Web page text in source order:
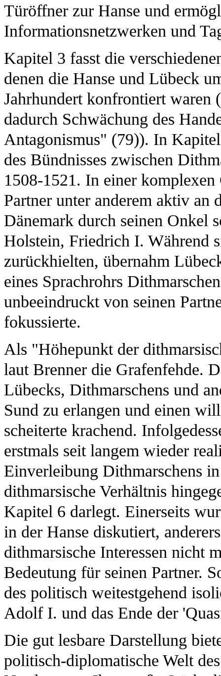
Türöffner zur Hanse und
Informationsnetzwerken und
Kapitel 3 fasst die
denen die Hanse und Lübeck
Jahrhundert konfrontiert waren
dadurch Schwächung des
Antagonismus" (79)). In
des Bündnisses zwischen
1508-1521. In einer
Partner unter anderem aktiv
Dänemark durch seinen Onkel
Holstein, Friedrich I. Während
zurückhielten, übernahm
eines Sprachrohrs
unbeeindruckt von seinen
fokussierte.
Als "Höhepunkt der
laut Brenner die Grafenfehde.
Lübecks, Dithmarschens und
Sund zu erlangen und einen
scheiterte krachend.
erstmals seit langem wieder
Einverleibung Dithmarschens
dithmarsische Verhältnis
Kapitel 6 darlegt. Einerseits
in der Hanse diskutiert,
dithmarsische Interessen nicht
Bedeutung für seinen Partner.
des politisch weitestgehend
Adolf I. und das Ende der
Die gut lesbare Darstellung
politisch-diplomatische Welt